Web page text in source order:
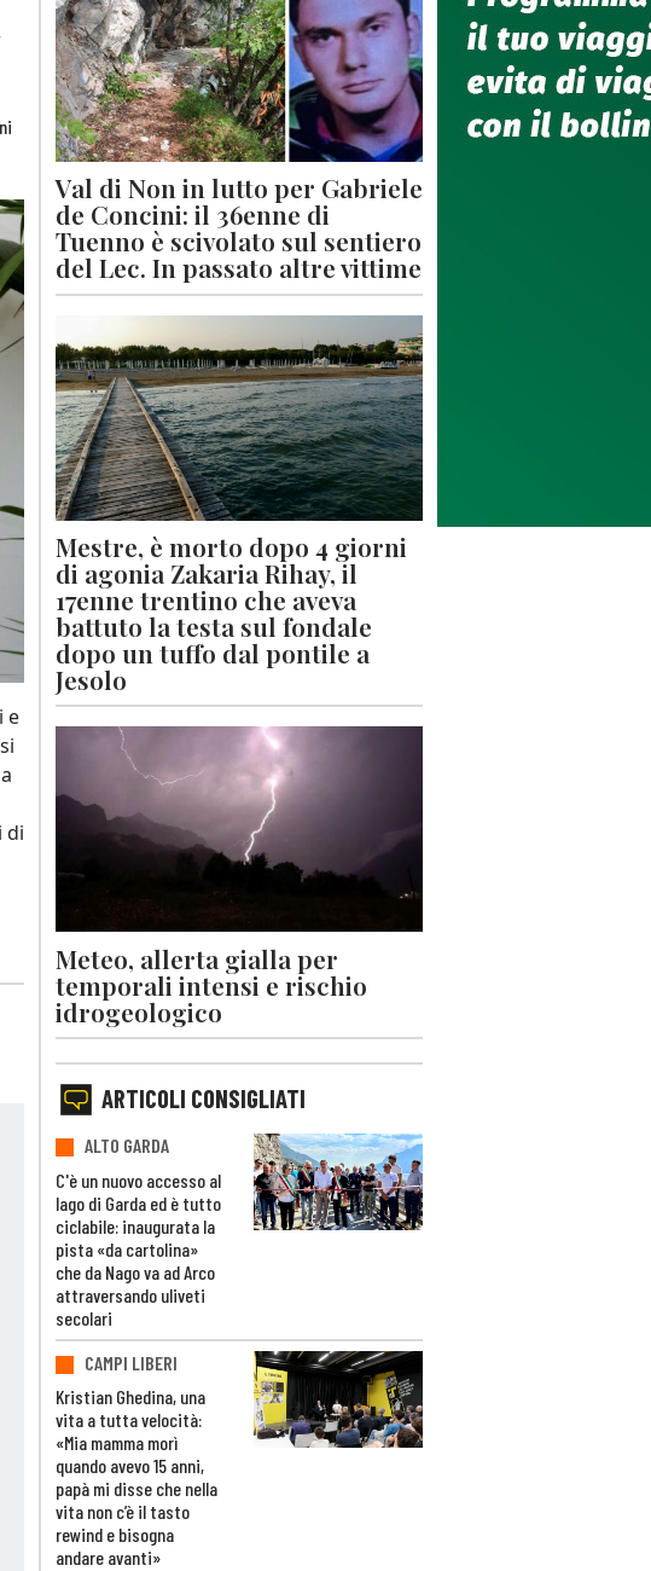
e
di
Val di Non in lutto per Gabriele
de Concini: il 36enne di
Tuenno è scivolato sul sentiero
del Lec. In passato altre vittime
Mestre, è morto dopo 4 giorni
di agonia Zakaria Rihay, il
17enne trentino che aveva
battuto la testa sul fondale
dopo un tuffo dal pontile a
Jesolo
Meteo, allerta gialla per
temporali intensi e rischio
idrogeologico
ARTICOLI CONSIGLIATI
ALTO GARDA
C'è un nuovo accesso al
lago di Garda ed è tutto
ciclabile: inaugurata la
pista «da cartolina»
che da Nago va ad Arco
attraversando uliveti
secolari
CAMPI LIBERI
Kristian Ghedina, una
vita a tutta velocità:
«Mia mamma morì
quando avevo 15 anni,
papà mi disse che nella
vita non c’è il tasto
rewind e bisogna
andare avanti»